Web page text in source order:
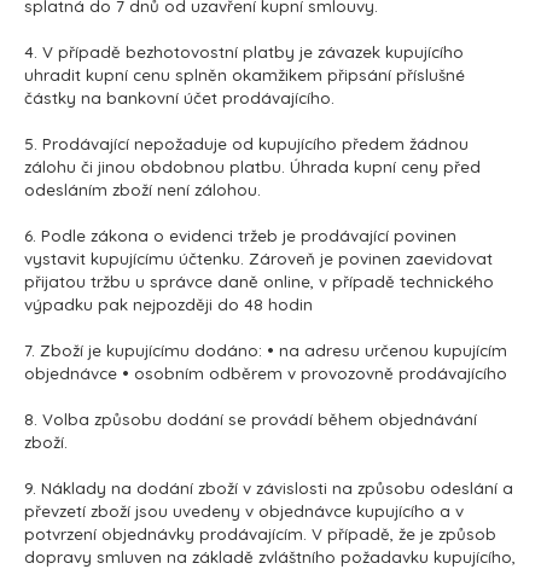
splatná do 7 dnů od uzavření kupní smlouvy.
4. V případě bezhotovostní platby je závazek kupujícího
uhradit kupní cenu splněn okamžikem připsání příslušné
částky na bankovní účet prodávajícího.
5. Prodávající nepožaduje od kupujícího předem žádnou
zálohu či jinou obdobnou platbu. Úhrada kupní ceny před
odesláním zboží není zálohou.
6. Podle zákona o evidenci tržeb je prodávající povinen
vystavit kupujícímu účtenku. Zároveň je povinen zaevidovat
přijatou tržbu u správce daně online, v případě technického
výpadku pak nejpozději do 48 hodin
7. Zboží je kupujícímu dodáno: • na adresu určenou kupujícím
objednávce • osobním odběrem v provozovně prodávajícího
8. Volba způsobu dodání se provádí během objednávání
zboží.
9. Náklady na dodání zboží v závislosti na způsobu odeslání a
převzetí zboží jsou uvedeny v objednávce kupujícího a v
potvrzení objednávky prodávajícím. V případě, že je způsob
dopravy smluven na základě zvláštního požadavku kupujícího,